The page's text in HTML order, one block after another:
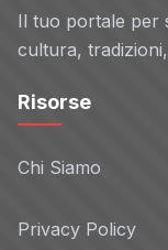
Il tuo portale per
cultura,
Risorse
Chi Siamo
Privacy Policy